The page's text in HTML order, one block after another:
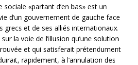
sociale «partant d’en bas» est un
d’un gouvernement de gauche face
grecs et de ses alliés internationaux.
la voie de l’illusion qu’une solution
et qui satisferait prétendument
rapidement, à l’annulation des